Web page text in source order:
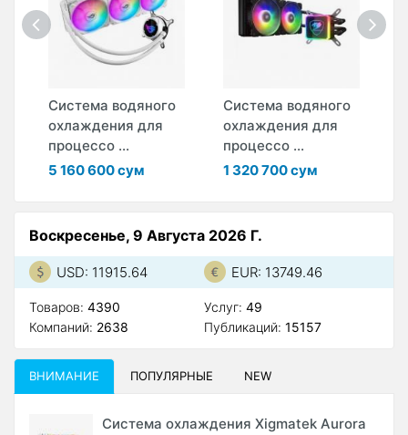
Система водяного
охлаждения для
процессо ...
5 160 600 сум
Система водяного
охлаждения для
процессо ...
1 320 700 сум
Воскресенье, 9 Августа 2026 Г.
USD: 11915.64 EUR: 13749.46
Товаров: 4390
Компаний: 2638
Услуг: 49
Публикаций: 15157
ВНИМАНИЕ ПОПУЛЯРНЫЕ NEW
Система охлаждения Xigmatek Aurora